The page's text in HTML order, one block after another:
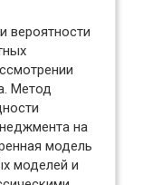
вероятности
Метод
на
модель
моделей и